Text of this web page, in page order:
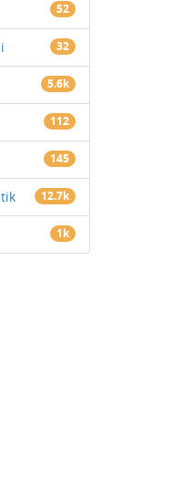
52
32
5.6k
112
145
12.7k
1k